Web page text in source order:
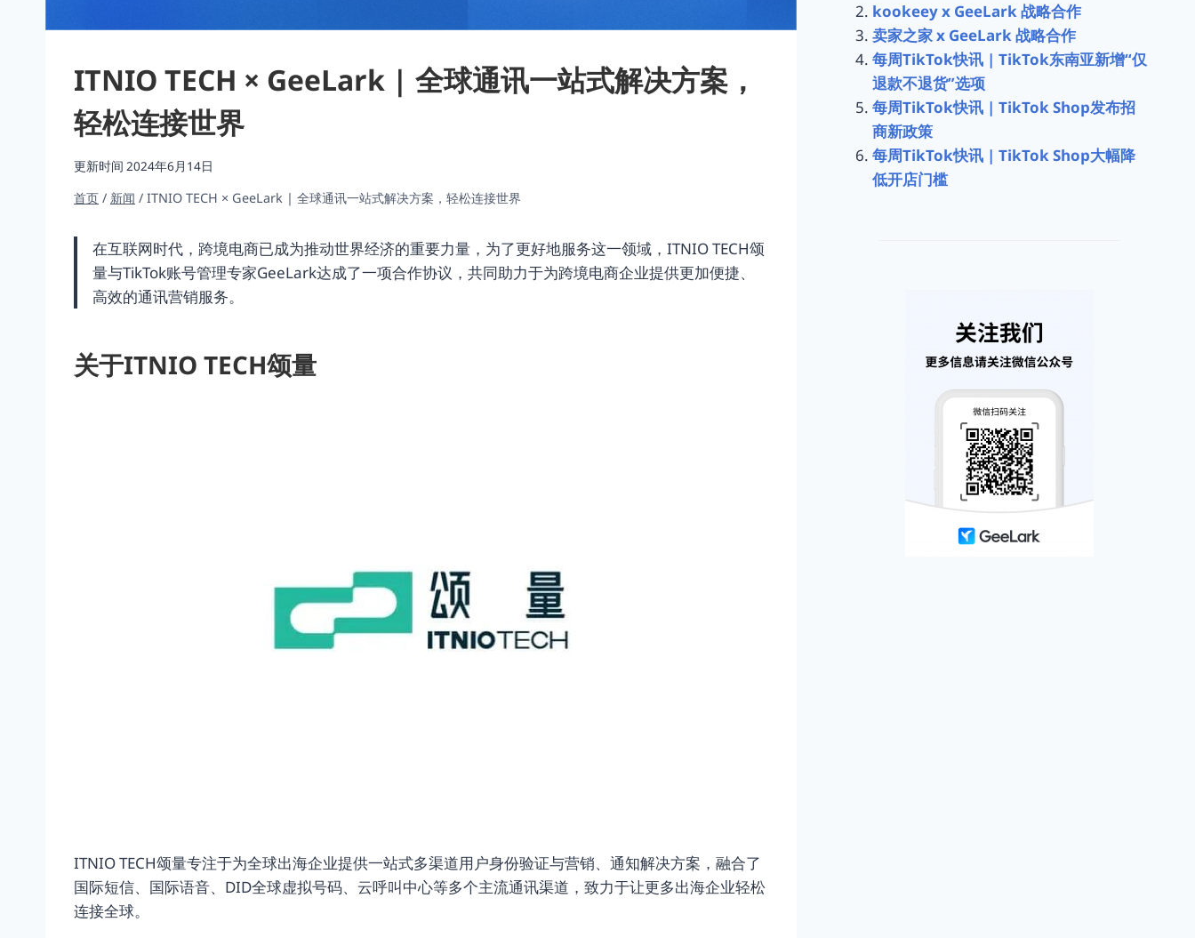
ITNIO TECH × GeeLark | 全球通讯一站式解决方案，
轻松连接世界
更新时间 2024年6月14日
首页 / 新闻 / ITNIO TECH × GeeLark | 全球通讯一站式解决方案，轻松连接世界
在互联网时代，跨境电商已成为推动世界经济的重要力量，为了更好地服务这一领域，ITNIO TECH颂
量与TikTok账号管理专家GeeLark达成了一项合作协议，共同助力于为跨境电商企业提供更加便捷、
高效的通讯营销服务。
关于ITNIO TECH颂量
ITNIO TECH颂量专注于为全球出海企业提供一站式多渠道用户身份验证与营销、通知解决方案，融合了
国际短信、国际语音、DID全球虚拟号码、云呼叫中心等多个主流通讯渠道，致力于让更多出海企业轻松
连接全球。
kookeey x GeeLark 战略合作
卖家之家 x GeeLark 战略合作
每周TikTok快讯 | TikTok东南亚新增“仅
退款不退货”选项
每周TikTok快讯 | TikTok Shop发布招
商新政策
每周TikTok快讯 | TikTok Shop大幅降
低开店门槛